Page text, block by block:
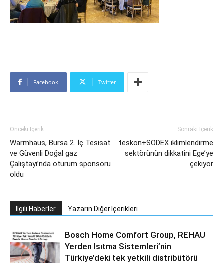
Facebook Twitter
Önceki İçerik
Warmhaus, Bursa 2. İç Tesisat
ve Güvenli Doğal gaz
Çalıştayı’nda oturum sponsoru
oldu
Sonraki İçerik
teskon+SODEX iklimlendirme
sektörünün dikkatini Ege’ye
çekiyor
İlgili Haberler Yazarın Diğer İçerikleri
Bosch Home Comfort Group, REHAU
Yerden Isıtma Sistemleri’nin
Türkiye’deki tek yetkili distribütörü